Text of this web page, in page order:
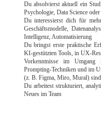
Du absolvierst aktuell ein
Psychologie, Data Science
Du interessierst dich für
Geschäftsmodelle,
Intelligenz, Automatisierung
Du bringst erste praktische
KI‑gestützten Tools, in
Vorkenntnisse im
Prompting‑Techniken und im
(z. B. Figma, Miro, Mural)
Du arbeitest strukturiert,
Neues im Team